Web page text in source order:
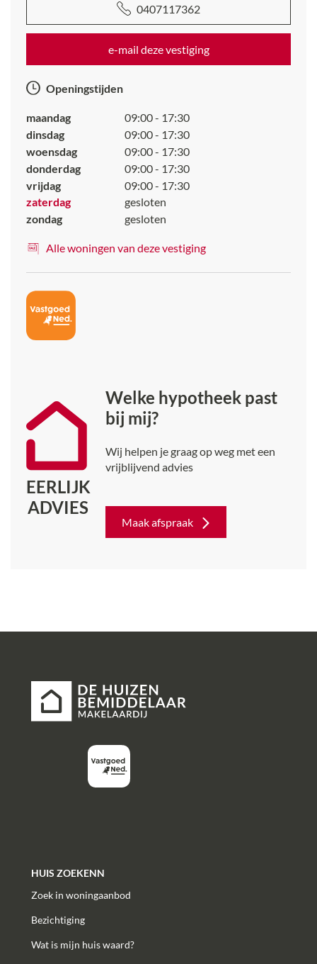
0407117362
e-mail deze vestiging
Openingstijden
maandag
09:00 - 17:30
dinsdag
09:00 - 17:30
woensdag
09:00 - 17:30
donderdag
09:00 - 17:30
vrijdag
09:00 - 17:30
zaterdag
gesloten
zondag
gesloten
Alle woningen van deze vestiging
EERLIJK
ADVIES
Welke hypotheek past
bij mij?
Wij helpen je graag op weg met een
vrijblijvend advies
Maak afspraak
HUIS ZOEKENN
Zoek in woningaanbod
Bezichtiging
Wat is mijn huis waard?